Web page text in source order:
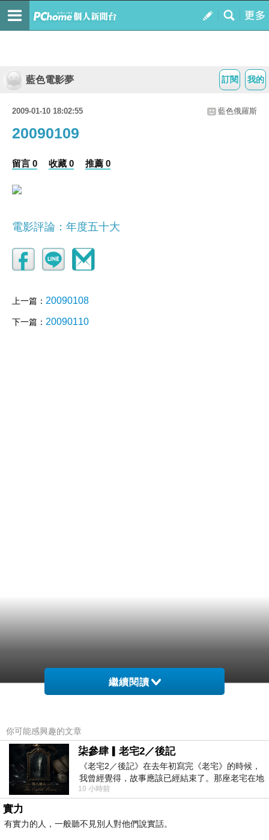
我的
訂閱
藍色電影夢
2009-01-10 18:02:55 藍色俄羅斯
20090109
留言 0 收藏 0 推薦 0
電影評論：年度五十大
上一篇： 20090108
下一篇： 20090110
繼續閱讀
你可能感興趣的文章
柒參肆▎老宅2／後記
《老宅2／後記》在去年初寫完《老宅》的時候，
我曾經覺得，故事應該已經結束了。那座老宅在地
震中倒塌，七個人終於離開那片黑暗，
10 小時前
實力
有實力的人，一般聽不見別人對他們說實話。